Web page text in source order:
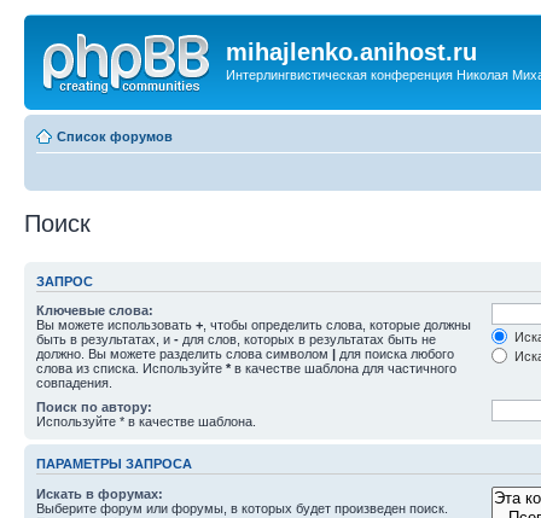
mihajlenko.anihost.ru
Интерлингвистическая конференция Николая
Список форумов
Поиск
ЗАПРОС
Ключевые слова:
Вы можете использовать + , чтобы определить слова, которые должны
быть в результатах, и - для слов, которых в результатах быть не
должно. Вы можете разделить слова символом | для поиска любого
слова из списка. Используйте * в качестве шаблона для частичного
совпадения.
Поиск по автору:
Используйте * в качестве шаблона.
ПАРАМЕТРЫ ЗАПРОСА
Искать в форумах:
Выберите форум или форумы, в которых будет произведен поиск.